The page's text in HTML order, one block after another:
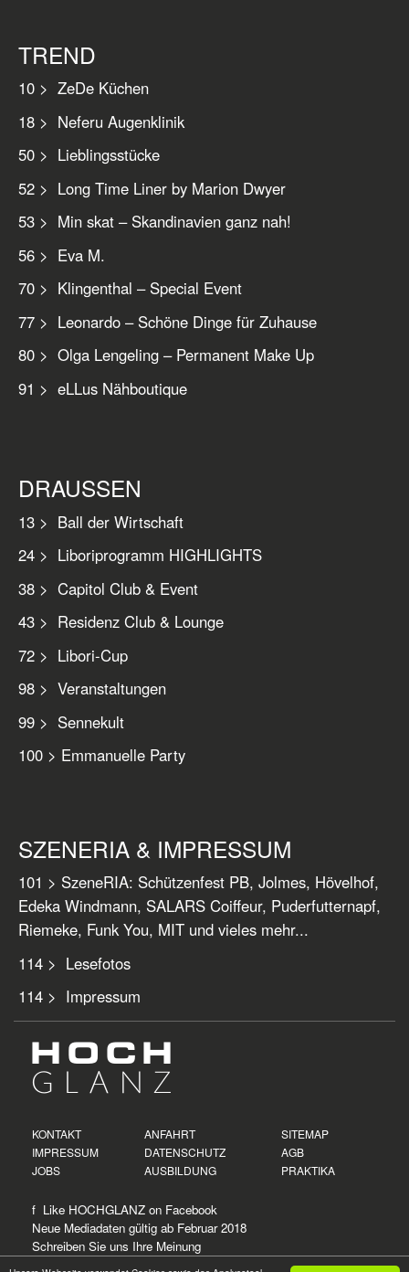
TREND
10 > ZeDe Küchen
18 > Neferu Augenklinik
50 > Lieblingsstücke
52 > Long Time Liner by Marion Dwyer
53 > Min skat – Skandinavien ganz nah!
56 > Eva M.
70 > Klingenthal – Special Event
77 > Leonardo – Schöne Dinge für Zuhause
80 > Olga Lengeling – Permanent Make Up
91 > eLLus Nähboutique
DRAUSSEN
13 > Ball der Wirtschaft
24 > Liboriprogramm HIGHLIGHTS
38 > Capitol Club & Event
43 > Residenz Club & Lounge
72 > Libori-Cup
98 > Veranstaltungen
99 > Sennekult
100 > Emmanuelle Party
SZENERIA & IMPRESSUM
101 > SzeneRIA: Schützenfest PB, Jolmes, Hövelhof,
Edeka Windmann, SALARS Coiffeur, Puderfutternapf,
Riemeke, Funk You, MIT und vieles mehr...
114 > Lesefotos
114 > Impressum
KONTAKT ANFAHRT
SITEMAP
IMPRESSUM
DATENSCHUTZ
AGB
JOBS
AUSBILDUNG PRAKTIKA
f Like HOCHGLANZ on Facebook
Neue Mediadaten gültig ab Februar 2018
Schreiben Sie uns Ihre Meinung